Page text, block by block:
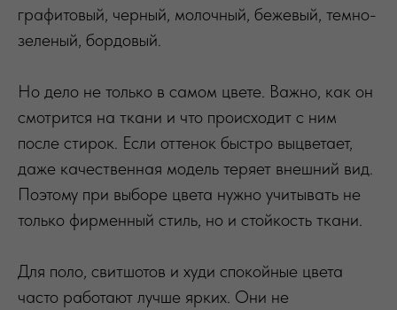
графитовый, черный, молочный, бежевый, темно-
зеленый, бордовый.
Но дело не только в самом цвете. Важно, как он
смотрится на ткани и что происходит с ним
после стирок. Если оттенок быстро выцветает,
даже качественная модель теряет внешний вид.
Поэтому при выборе цвета нужно учитывать не
только фирменный стиль, но и стойкость ткани.
Для поло, свитшотов и худи спокойные цвета
часто работают лучше ярких. Они не